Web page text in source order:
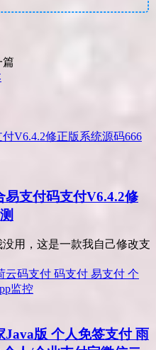
篇
易支付码支付V6.4.2修
用，这是一款我自己修改支
Java版 个人免签支付 雨